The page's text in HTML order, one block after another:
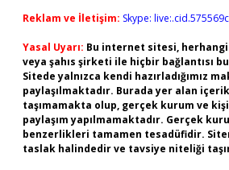
Reklam ve İletişim: Skype:
Yasal Uyarı: Bu internet sitesi,
veya şahıs şirketi ile hiçbir bağlantısı
Sitede yalnızca kendi hazırladığımız
paylaşılmaktadır. Burada yer alan
taşımamakta olup, gerçek kurum ve
paylaşım yapılmamaktadır. Gerçek
benzerlikleri tamamen tesadüfidir.
taslak halindedir ve tavsiye niteliği